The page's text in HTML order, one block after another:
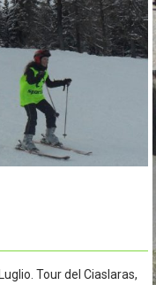
Tour del Ciaslaras,